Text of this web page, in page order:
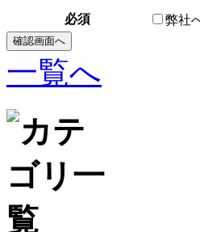
必須 弊社
一覧へ